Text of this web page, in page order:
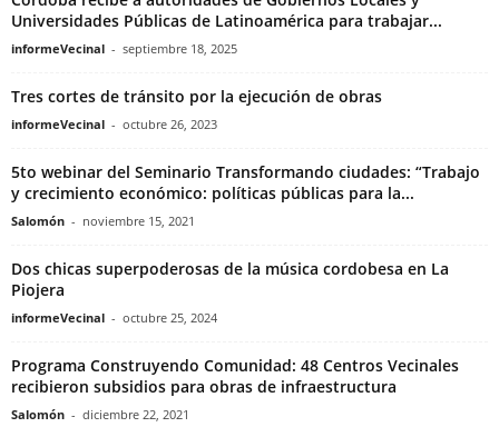
Universidades Públicas de Latinoamérica para trabajar...
informeVecinal - septiembre 18, 2025
Tres cortes de tránsito por la ejecución de obras
informeVecinal - octubre 26, 2023
5to webinar del Seminario Transformando ciudades: “Trabajo
y crecimiento económico: políticas públicas para la...
Salomón - noviembre 15, 2021
Dos chicas superpoderosas de la música cordobesa en La
Piojera
informeVecinal - octubre 25, 2024
Programa Construyendo Comunidad: 48 Centros Vecinales
recibieron subsidios para obras de infraestructura
Salomón - diciembre 22, 2021